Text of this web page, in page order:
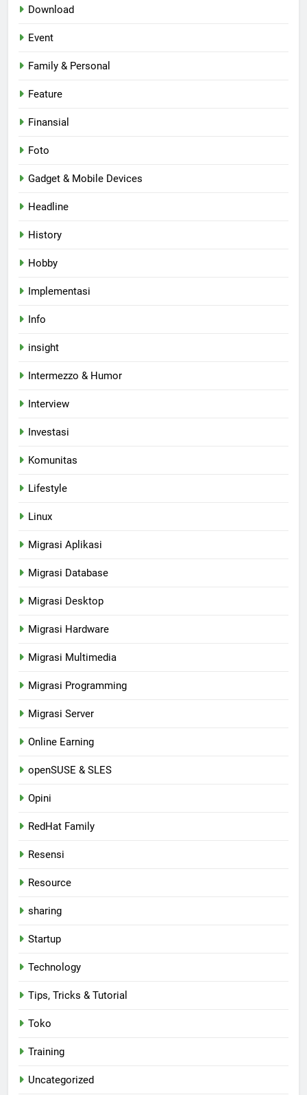
Download
Event
Family & Personal
Feature
Finansial
Foto
Gadget & Mobile Devices
Headline
History
Hobby
Implementasi
Info
insight
Intermezzo & Humor
Interview
Investasi
Komunitas
Lifestyle
Linux
Migrasi Aplikasi
Migrasi Database
Migrasi Desktop
Migrasi Hardware
Migrasi Multimedia
Migrasi Programming
Migrasi Server
Online Earning
openSUSE & SLES
Opini
RedHat Family
Resensi
Resource
sharing
Startup
Technology
Tips, Tricks & Tutorial
Toko
Training
Uncategorized